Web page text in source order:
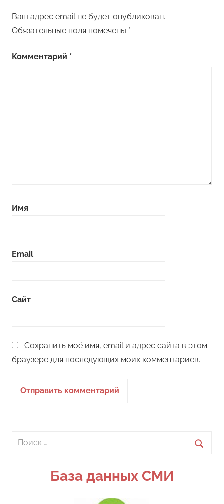
Ваш адрес email не будет опубликован.
Обязательные поля помечены *
Комментарий *
Имя
Email
Сайт
Сохранить моё имя, email и адрес сайта в этом
браузере для последующих моих комментариев.
Поиск
База данных СМИ